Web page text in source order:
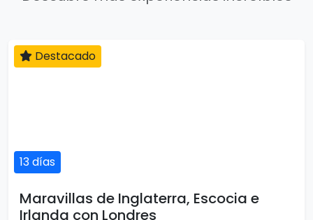
13 días
Destacado
Maravillas de Inglaterra, Escocia e
Irlanda con Londres